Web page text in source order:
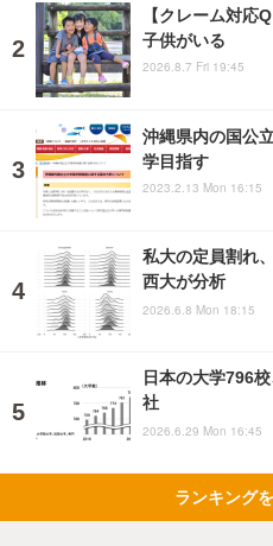
【クレーム対応
子供がいる
2026.8.7 Fri 19:45
沖縄県内の国公
学目指す
2023.2.13 Mon 16:15
私大の定員割れ
西大が分析
2026.6.8 Mon 18:15
日本の大学796
社
2026.6.29 Mon 16:45
ランキング